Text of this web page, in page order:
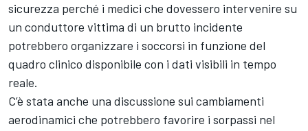
sicurezza perché i medici che dovessero intervenire su
un conduttore vittima di un brutto incidente
potrebbero organizzare i soccorsi in funzione del
quadro clinico disponibile con i dati visibili in tempo
reale.
C’è stata anche una discussione sui cambiamenti
aerodinamici che potrebbero favorire i sorpassi nel